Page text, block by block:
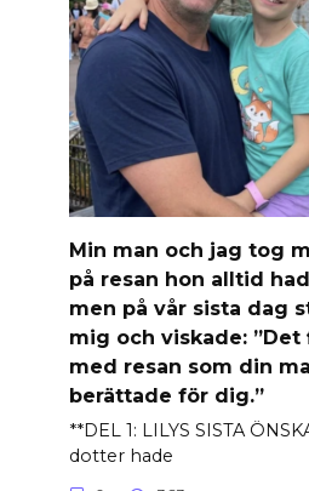
Min man och jag tog
på resan hon alltid
men på vår sista dag
mig och viskade: ”Det
med resan som din
berättade för dig.”
**DEL 1: LILYS SISTA
dotter hade